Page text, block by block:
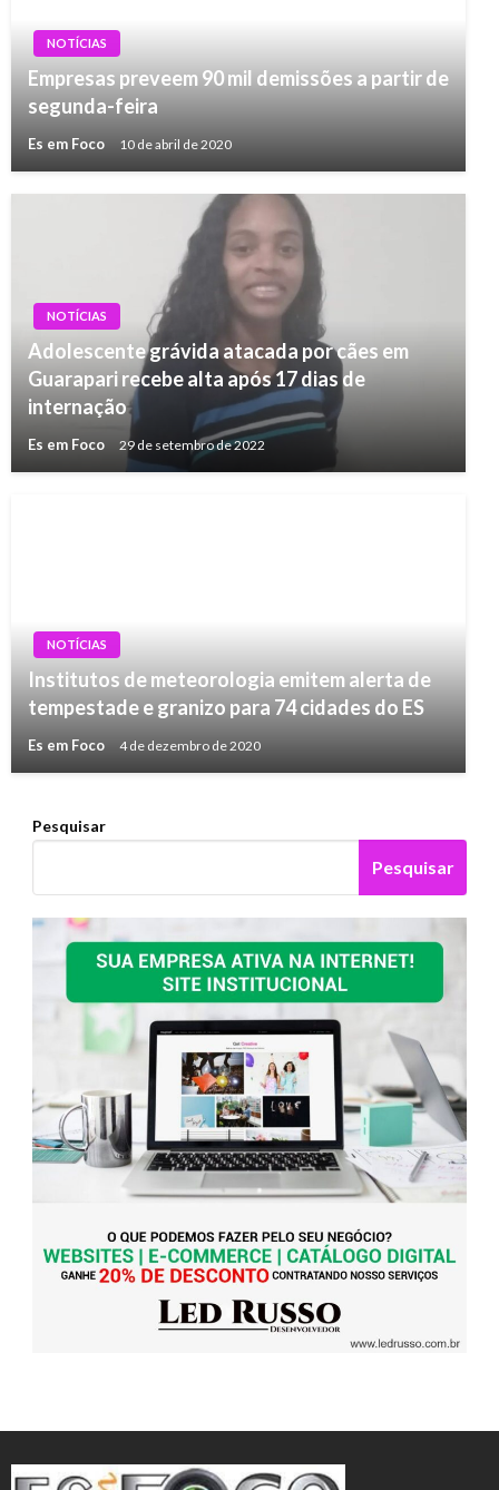
NOTÍCIAS
Empresas preveem 90 mil demissões a partir de
segunda-feira
Es em Foco 10 de abril de 2020
NOTÍCIAS
Adolescente grávida atacada por cães em
Guarapari recebe alta após 17 dias de
internação
Es em Foco 29 de setembro de 2022
NOTÍCIAS
Institutos de meteorologia emitem alerta de
tempestade e granizo para 74 cidades do ES
Es em Foco 4 de dezembro de 2020
Pesquisar
Pesquisar